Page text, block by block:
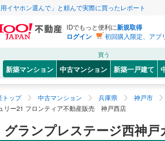
イヤホン選んで」と頼んで実際に買ったレポート
IDでもっと便利に新規取得
ログイン
初回購入限定、アプ
買う
新築マンション 中古マンション 新築一戸建て
トップ 中古マンション 兵庫県 神戸市
リー21 フロンティア不動産販売 神戸西店
グランプレステージ西神